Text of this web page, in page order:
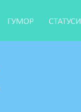
ГУМОР СТАТУСИ